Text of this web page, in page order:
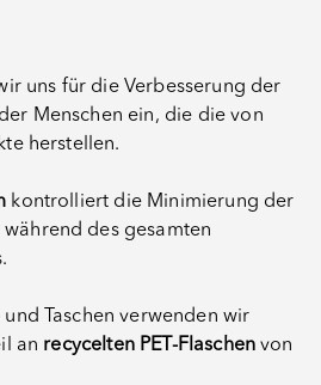
uns für die Verbesserung der
Menschen ein, die die von
herstellen.
kontrolliert die Minimierung der
des gesamten
und Taschen verwenden wir
an recycelten PET-Flaschenvon